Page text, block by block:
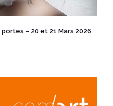
portes – 20 et 21 Mars 2026